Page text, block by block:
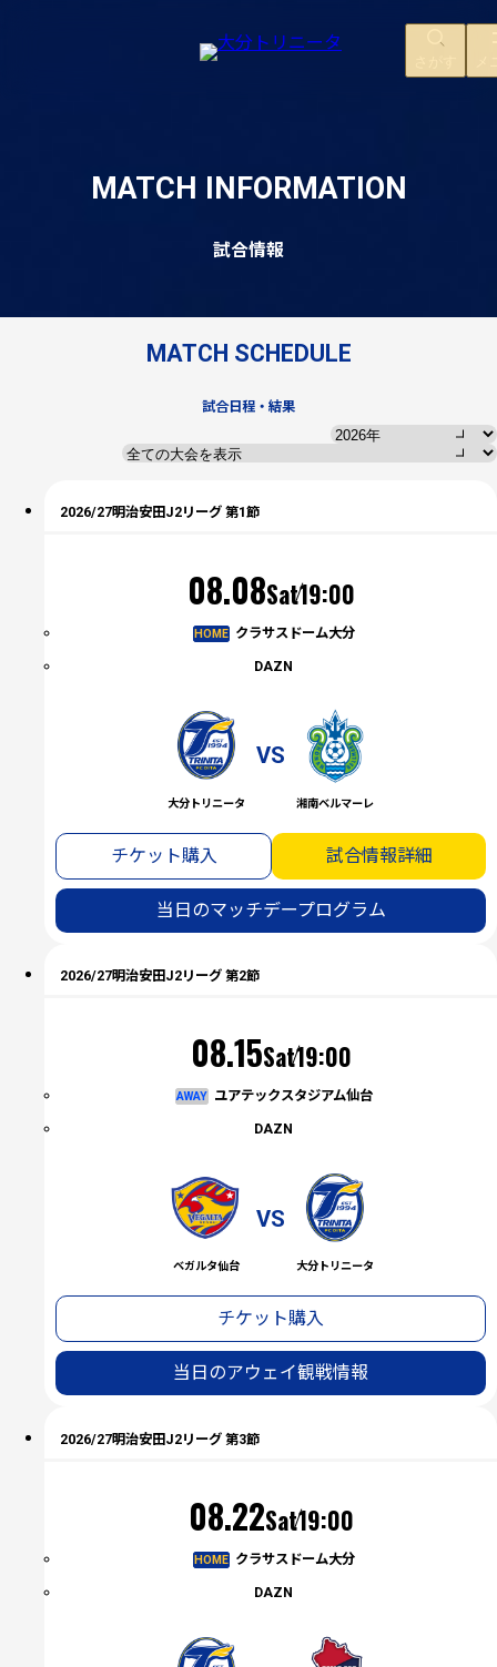
試合情報
MATCH INFORMATION
試合日程・結果
MATCH SCHEDULE
2026/27明治安田J2リーグ 第1節
08.08
（土）
Sat19:00
HOME クラサスドーム大分
DAZN
大分トリニータ 湘南ベルマーレ
VS
チケット購入 試合情報詳細
当日のマッチデープログラム
2026/27明治安田J2リーグ 第2節
08.15
（土）
Sat19:00
AWAY ユアテックスタジアム仙台
DAZN
ベガルタ仙台 大分トリニータ
VS
チケット購入
当日のアウェイ観戦情報
2026/27明治安田J2リーグ 第3節
08.22
（土）
Sat19:00
HOME クラサスドーム大分
DAZN